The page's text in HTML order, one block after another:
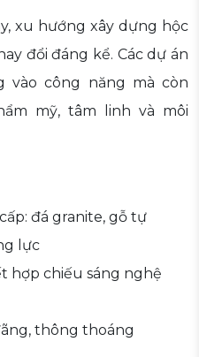
xu hướng xây dựng hộc
đổi đáng kể. Các dự án
vào công năng mà còn
mỹ, tâm linh và môi
đá granite, gỗ tự
lực
hợp chiếu sáng nghệ
thông thoáng